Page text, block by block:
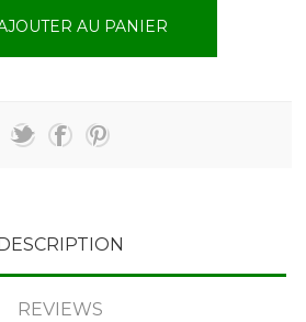
AU PANIER
REVIEWS